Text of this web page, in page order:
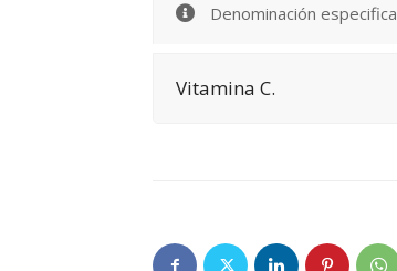
Denominación especifica
Vitamina C.